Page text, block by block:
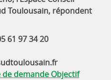
Toulousain, répondent
61 97 34 20
demande Objectif